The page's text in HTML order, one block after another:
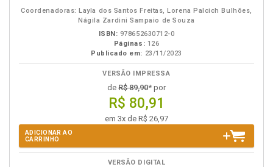
Coordenadoras: Layla dos Santos Freitas, Lorena Palcich Bulhões,
Nágila Zardini Sampaio de Souza
ISBN: 978652630712-0
Páginas: 126
Publicado em: 23/11/2023
VERSÃO IMPRESSA
de R$ 89,90* por
R$ 80,91
em 3x de R$ 26,97
ADICIONAR AO
CARRINHO
VERSÃO DIGITAL